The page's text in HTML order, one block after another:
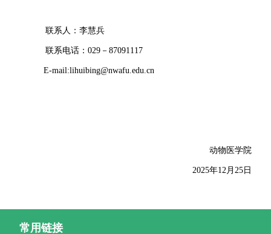
联系人： 李慧兵
联系电话：029－87091117
E-mail:lihuibing@nwafu.edu.cn
动物医学院
2025年12月25日
常用链接